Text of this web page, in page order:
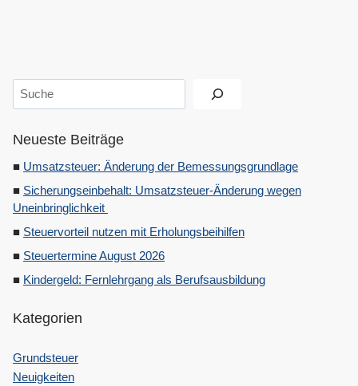
Suchen
Neueste Beiträge
Umsatzsteuer: Änderung der Bemessungsgrundlage
Sicherungseinbehalt: Umsatzsteuer-Änderung wegen
Uneinbringlichkeit
Steuervorteil nutzen mit Erholungsbeihilfen
Steuertermine August 2026
Kindergeld: Fernlehrgang als Berufsausbildung
Kategorien
Grundsteuer
Neuigkeiten